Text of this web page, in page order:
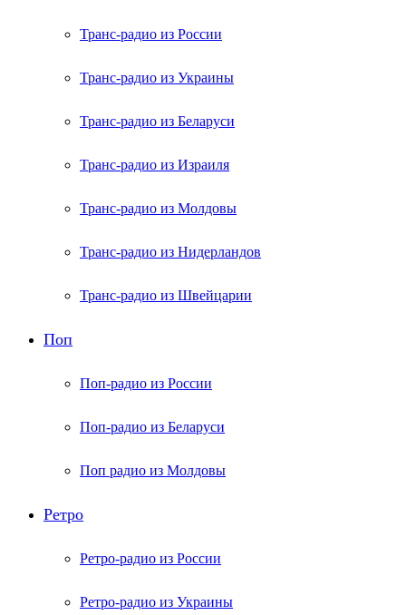
Транс-радио из России
Транс-радио из Украины
Транс-радио из Беларуси
Транс-радио из Израиля
Транс-радио из Молдовы
Транс-радио из Нидерландов
Транс-радио из Швейцарии
Поп
Поп-радио из России
Поп-радио из Беларуси
Поп радио из Молдовы
Ретро
Ретро-радио из России
Ретро-радио из Украины